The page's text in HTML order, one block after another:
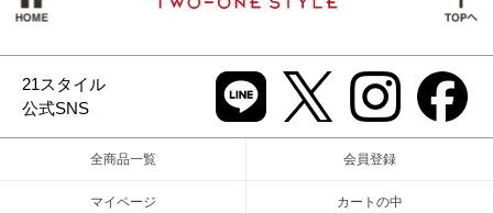
21スタイル
公式SNS
全商品一覧 会員登録
マイページ カートの中